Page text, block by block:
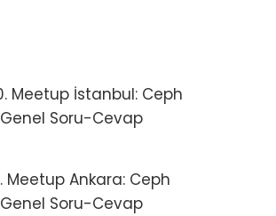
Meetup İstanbul: Ceph
Soru-Cevap
Meetup Ankara: Ceph
Soru-Cevap